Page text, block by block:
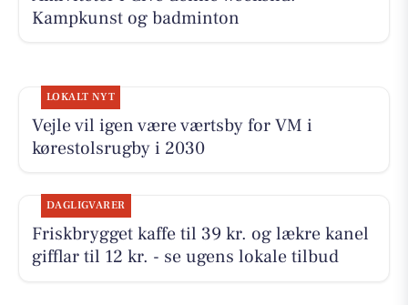
Kampkunst og badminton
LOKALT NYT
Vejle vil igen være værtsby for VM i
kørestolsrugby i 2030
DAGLIGVARER
Friskbrygget kaffe til 39 kr. og lækre kanel
gifflar til 12 kr. - se ugens lokale tilbud